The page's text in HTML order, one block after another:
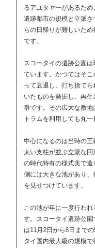
るアユタヤーがあるため
遺跡都市の規模と立派
らの日帰りが難しいた
です。
スコータイの遺跡公園
ています。かつてはそ
って衰退し、打ち捨て
いたものを発掘し、再
群です。その広大な敷
トラムを利用しても丸
中心になるのは当時の王
太い支柱が並ぶ立派な
の時代特有の様式美で
側には大きな池があり
を見せつけています。
この池が年に一度行わ
す。スコータイ遺跡公
は11月2日から6日まで
タイ国内最大級の規模